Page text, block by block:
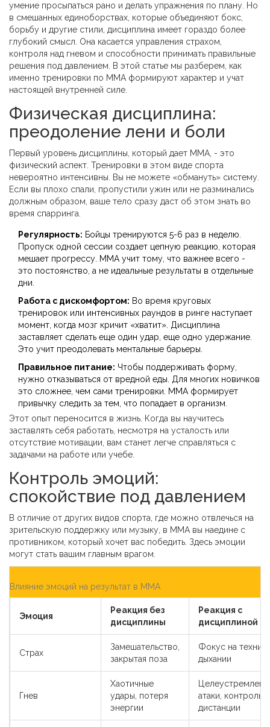
умение просыпаться рано и делать упражнения по плану. Но
в смешанных единоборствах , которые объединяют бокс,
борьбу и другие стили, дисциплина имеет гораздо более
глубокий смысл. Она касается управления страхом,
контроля над гневом и способности принимать правильные
решения под давлением. В этой статье мы разберем, как
именно тренировки по ММА формируют характер и учат
настоящей внутренней силе.
Физическая дисциплина:
преодоление лени и боли
Первый уровень дисциплины, который дает ММА, - это
физический аспект. Тренировки в этом виде спорта
невероятно интенсивны. Вы не можете «обмануть» систему.
Если вы плохо спали, пропустили ужин или не разминались
должным образом, ваше тело сразу даст об этом знать во
время спарринга.
Регулярность: Бойцы тренируются 5-6 раз в неделю.
Пропуск одной сессии создает цепную реакцию, которая
мешает прогрессу. ММА учит тому, что важнее всего -
это постоянство, а не идеальные результаты в отдельные
дни.
Работа с дискомфортом: Во время круговых
тренировок или интенсивных раундов в ринге наступает
момент, когда мозг кричит «хватит». Дисциплина
заставляет сделать еще один удар, еще одно удержание.
Это учит преодолевать ментальные барьеры.
Правильное питание: Чтобы поддерживать форму,
нужно отказываться от вредной еды. Для многих новичков
это сложнее, чем сами тренировки. ММА формирует
привычку следить за тем, что попадает в организм.
Этот опыт переносится в жизнь. Когда вы научитесь
заставлять себя работать, несмотря на усталость или
отсутствие мотивации, вам станет легче справляться с
задачами на работе или учебе.
Контроль эмоций:
спокойствие под давлением
В отличие от других видов спорта, где можно отвлечься на
зрительскую поддержку или музыку, в ММА вы наедине с
противником, который хочет вас победить. Здесь эмоции
могут стать вашим главным врагом.
Влияние эмоций на результат в ММА
Эмоция
Реакция без
дисциплины
Реакция с
дисциплиной
Страх
Замешательство,
закрытая поза
Фокус на
дыхании
Гнев
Хаотичные
удары, потеря
энергии
атаки, контроль
дистанции